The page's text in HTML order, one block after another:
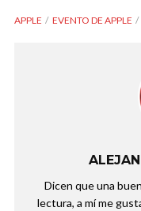
APPLE EVENTO DE APPLE
Dicen que una
lectura, a mí me